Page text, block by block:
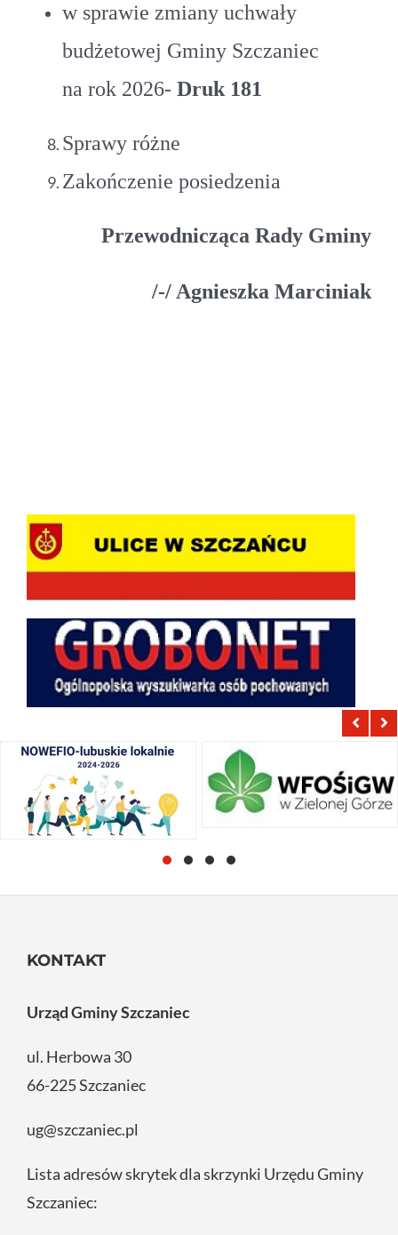
w sprawie zmiany uchwały
budżetowej Gminy Szczaniec
na rok 2026- Druk 181
Sprawy różne
Zakończenie posiedzenia
Przewodnicząca Rady Gminy
/-/ Agnieszka Marciniak
KONTAKT
Urząd Gminy Szczaniec
ul. Herbowa 30
66-225 Szczaniec
ug@szczaniec.pl
Lista adresów skrytek dla skrzynki Urzędu Gminy
Szczaniec: